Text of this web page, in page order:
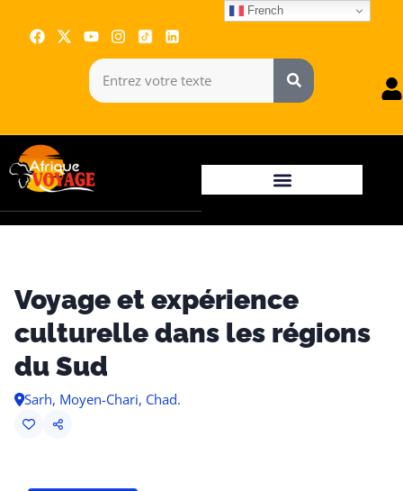
Voyage et expérience
culturelle dans les régions
du Sud
Sarh, Moyen-Chari, Chad.
French